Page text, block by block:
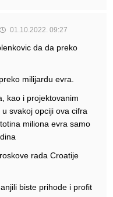
01.10.2022. 09:27
da da preko
milijardu evra.
kao i projektovanim
svakoj opciji ova cifra
miliona evra samo
rada Croatije
biste prihode i profit